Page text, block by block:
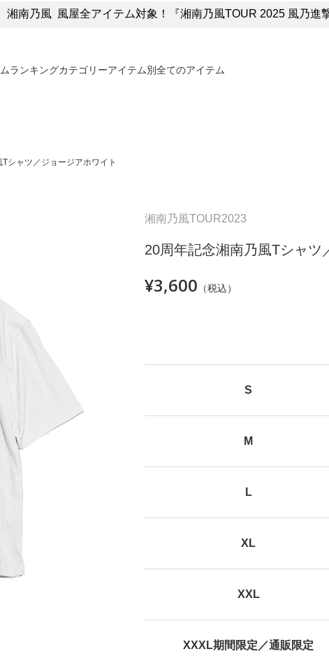
湘南乃風 風屋全アイテム対象！『湘南乃風TOUR 2025 風乃進
ランキングカテゴリーアイテム別全てのアイテム
シャツ／ジョージアホワイト
湘南乃風TOUR2023
20周年記念湘南乃風Tシャツ
¥3,600 （税込）
S
M
L
XL
XXL
XXXL期間限定／通販限定